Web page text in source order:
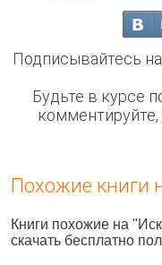
Подписывайтесь
Будьте в курсе
Похожие книги
Книги похожие на
скачать бесплатно